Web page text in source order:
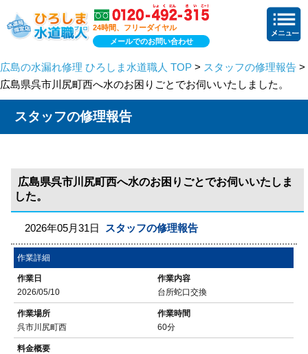
24時間、フリーダイヤル
メールでのお問い合わせ
広島の水漏れ修理 ひろしま水道職人 TOP > スタッフの修理報告 >
広島県呉市川尻町西へ水のお困りごとでお伺いいたしました。
スタッフの修理報告
広島県呉市川尻町西へ水のお困りごとでお伺いいたしま
した。
2026年05月31日 スタッフの修理報告
作業詳細
作業日
2026/05/10
作業内容
台所蛇口交換
作業場所
呉市川尻町西
作業時間
60分
料金概要